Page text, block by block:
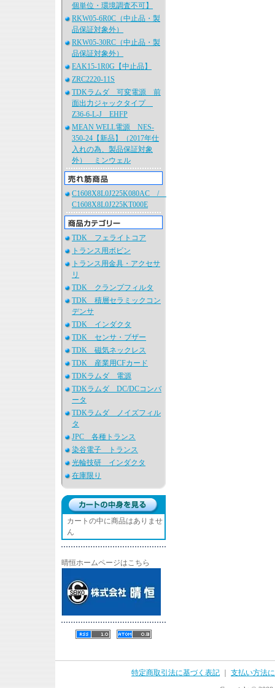
個単位・環境調査不可】
RKW05-6R0C（中止品・製
品保証対象外）
RKW05-30RC（中止品・製
品保証対象外）
EAK15-1R0G【中止品】
ZRC2220-11S
TDKラムダ 可変電源 前
面出力ジャックタイプ
Z36-6-L-J EHFP
MEAN WELL電源 NES-
350-24【新品】（2017年仕
入れの為、製品保証対象
外） ミンウェル
C1608X8L0J225K080AC /
C1608X8L0J225KT000E
TDK フェライトコア
トランス用ボビン
トランス用金具・アクセサ
リ
TDK クランプフィルタ
TDK 積層セラミックコン
デンサ
TDK インダクタ
TDK センサ・ブザー
TDK 磁気ネックレス
TDK 産業用CFカード
TDKラムダ 電源
TDKラムダ DC/DCコンバ
ータ
TDKラムダ ノイズフィル
タ
JPC 各種トランス
染谷電子 トランス
光輪技研 インダクタ
在庫限り
カートの中に商品はありませ
ん
晴恒ホームページはこちら
特定商取引法に基づく表記
支払い方法